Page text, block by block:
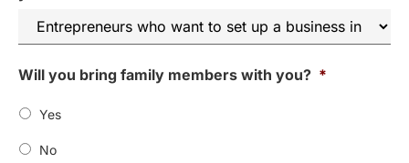
Will you bring family members with you? *
Yes
No